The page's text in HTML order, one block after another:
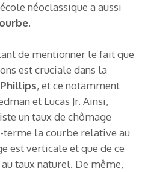
néoclassique a aussi
.
de mentionner le fait que
est cruciale dans la
, et ce notamment
et Lucas Jr. Ainsi,
un taux de chômage
la courbe relative au
est verticale et que de ce
taux naturel. De même,